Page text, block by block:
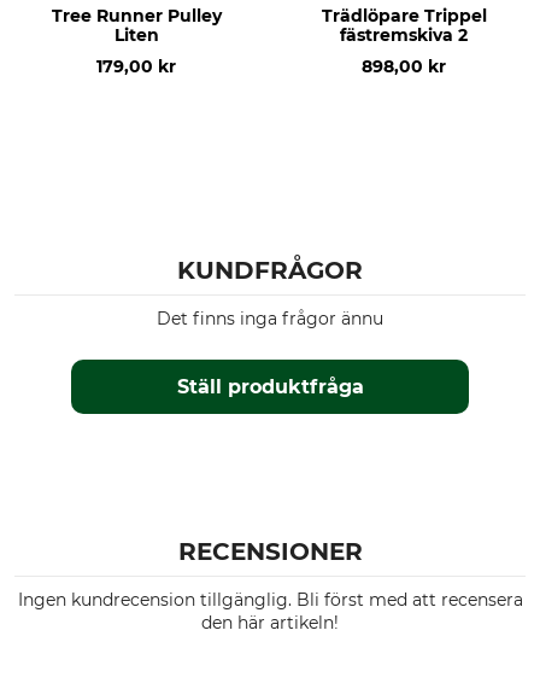
Tree Runner Pulley
Liten
179,00 kr
Trädlöpare Trippel
fästremskiva 2
898,00 kr
KUNDFRÅGOR
Ställ produktfråga
Det finns inga frågor ännu
RECENSIONER
Ingen kundrecension tillgänglig. Bli först med att recensera
den här artikeln!